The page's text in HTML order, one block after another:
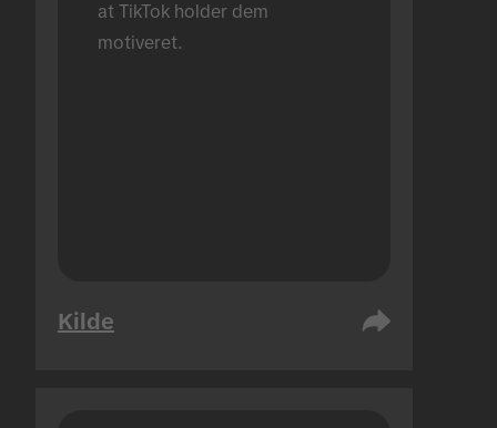
at TikTok holder dem
motiveret.
Kilde